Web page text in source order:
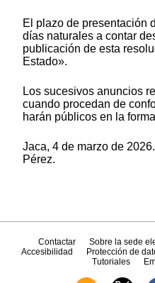
El plazo de presentación
días naturales a contar
publicación de esta
Estado».
Los sucesivos anuncios
cuando procedan de
harán públicos en la
Jaca, 4 de marzo de
Pérez.
Contactar Sobre la sede
Accesibilidad
Protección de
Tutoriales